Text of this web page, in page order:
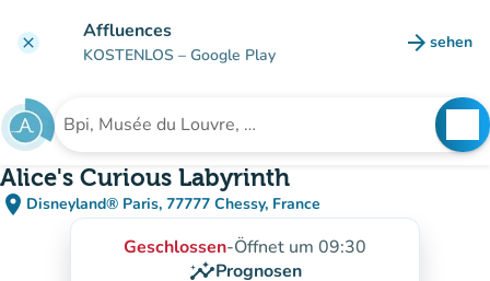
clear Affluences
KOSTENLOS – Google Play arrow_forward sehen
(new
Suche nach einer Einrichtung
Alice's Curious Labyrinth
place Disneyland® Paris, 77777 Chessy, France
(in Google Maps öffnen)
(new tab)
Geschlossen-Öffnet um 09:30
insightsPrognosen